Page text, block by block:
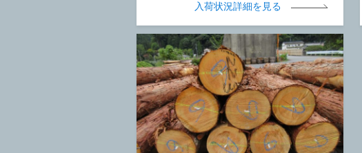
入荷状況詳細を見る